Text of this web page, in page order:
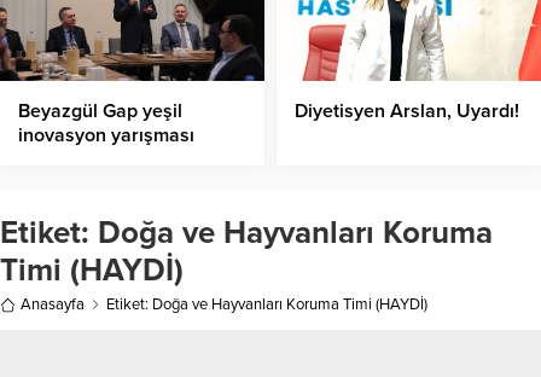
Beyazgül Gap yeşil
inovasyon yarışması
Diyetisyen Arslan, Uyardı!
Etiket: Doğa ve Hayvanları Koruma
Timi (HAYDİ)
Anasayfa Etiket: Doğa ve Hayvanları Koruma Timi (HAYDİ)